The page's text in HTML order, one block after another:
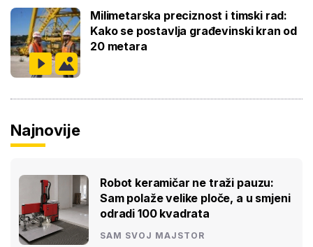
Milimetarska preciznost i timski rad:
Kako se postavlja građevinski kran od
20 metara
Najnovije
Robot keramičar ne traži pauzu:
Sam polaže velike ploče, a u smjeni
odradi 100 kvadrata
SAM SVOJ MAJSTOR